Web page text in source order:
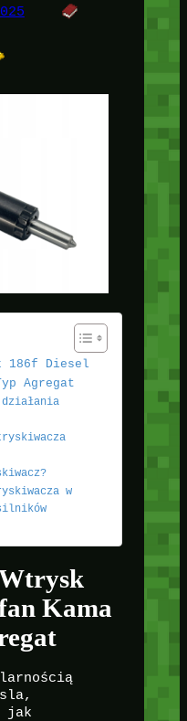
186f Diesel
Agregat
działania
w
Kama
jak